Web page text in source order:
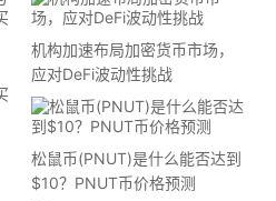
机构加速布局加密货币市场，
应对DeFi波动性挑战
松鼠币(PNUT)是什么能否达到
$10？PNUT币价格预测